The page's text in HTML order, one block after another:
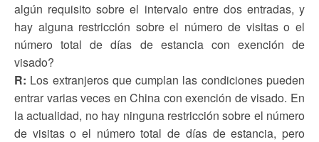
algún requisito sobre el intervalo entre dos entradas, y
hay alguna restricción sobre el número de visitas o el
número total de días de estancia con exención de
visado?
R: Los extranjeros que cumplan las condiciones pueden
entrar varias veces en China con exención de visado. En
la actualidad, no hay ninguna restricción sobre el número
de visitas o el número total de días de estancia, pero